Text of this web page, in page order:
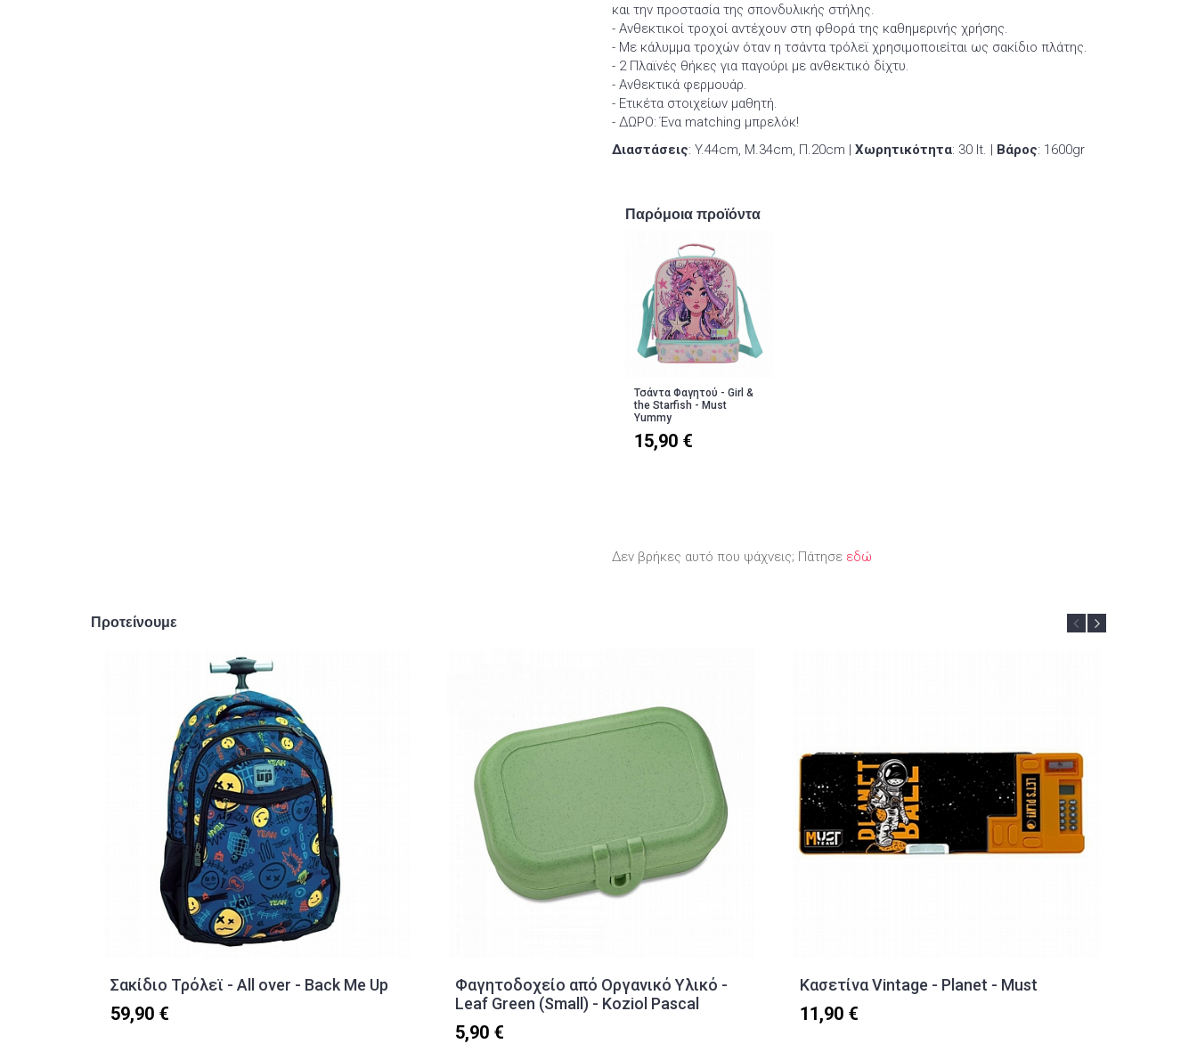
και την προστασία της σπονδυλικής στήλης.
- Ανθεκτικοί τροχοί αντέχουν στη φθορά της καθημερινής χρήσης.
- Με κάλυμμα τροχών όταν η τσάντα τρόλεϊ χρησιμοποιείται ως σακίδιο πλάτης.
- 2 Πλαϊνές θήκες για παγούρι με ανθεκτικό δίχτυ.
- Ανθεκτικά φερμουάρ.
- Ετικέτα στοιχείων μαθητή.
- ΔΩΡΟ: Ένα matching μπρελόκ!
Διαστάσεις: Y.44cm, Μ.34cm, Π.20cm | Χωρητικότητα: 30 lt. | Βάρος: 1600gr
Παρόμοια προϊόντα
Τσάντα Φαγητού - Girl &
the Starfish - Must
Yummy
15,90 €
Δεν βρήκες αυτό που ψάχνεις; Πάτησε εδώ
Προτείνουμε
Σακίδιο Τρόλεϊ - All over - Back Me Up
59,90 €
Φαγητοδοχείο από Οργανικό Υλικό -
Leaf Green (Small) - Koziol Pascal
5,90 €
Κασετίνα Vintage - Planet - Must
11,90 €